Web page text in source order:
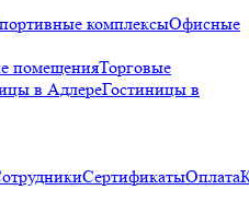
комплексыОфисные
помещенияТорговые
в АдлереГостиницы в
СертификатыОплата